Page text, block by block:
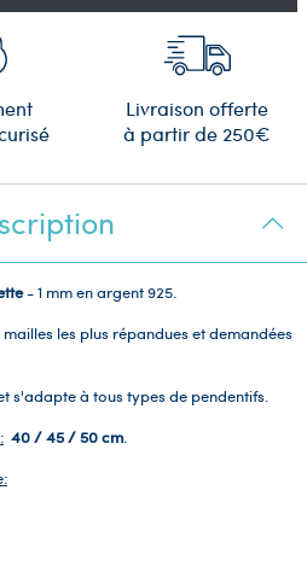
Livraison offerte
à partir de 250€
- 1 mm en argent 925.
les plus répandues et demandées
s'adapte à tous types de pendentifs.
40 / 45 / 50 cm.